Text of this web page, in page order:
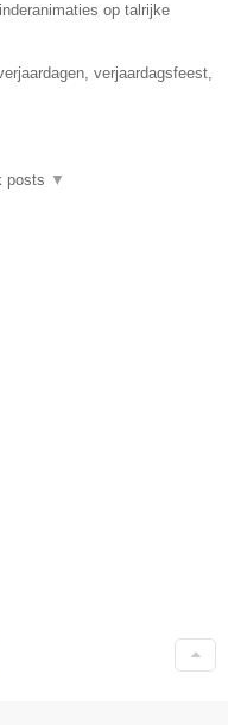
op talrijke
verjaardagsfeest,
posts ▼